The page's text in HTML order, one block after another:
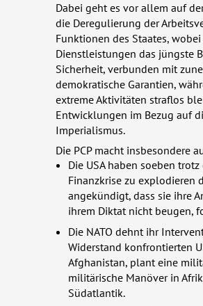
Dabei geht es vor allem auf
die Deregulierung der
Funktionen des Staates,
Dienstleistungen das jüngste
Sicherheit, verbunden mit
demokratische Garantien,
extreme Aktivitäten straflos
Entwicklungen im Bezug auf
Imperialismus.
Die PCPmacht insbesondere
Die USAhaben soeben trotz
Finanzkrise zu explodieren
angekündigt, dass sie ihre
ihrem Diktat nicht beugen,
Die NATO dehnt ihr
Widerstand konfrontierten
Afghanistan, plant eine
militärische Manöver in
Südatlantik.